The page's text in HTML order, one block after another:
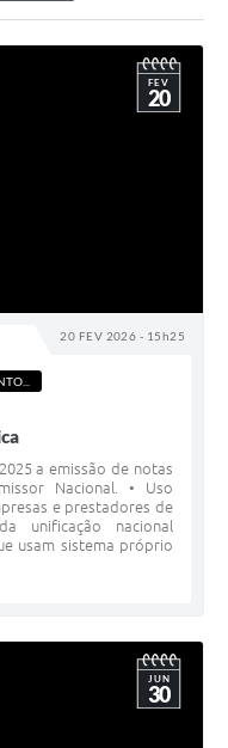
20 FEV 2026 - 15h25
FEV
20
a emissão de notas
Nacional. • Uso
e prestadores de
unificação nacional
usam sistema próprio
JUN
30